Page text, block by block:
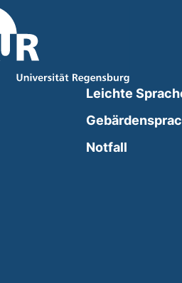
opens in a new window)
Leichte
Notfall